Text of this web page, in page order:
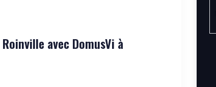
avec DomusVi à